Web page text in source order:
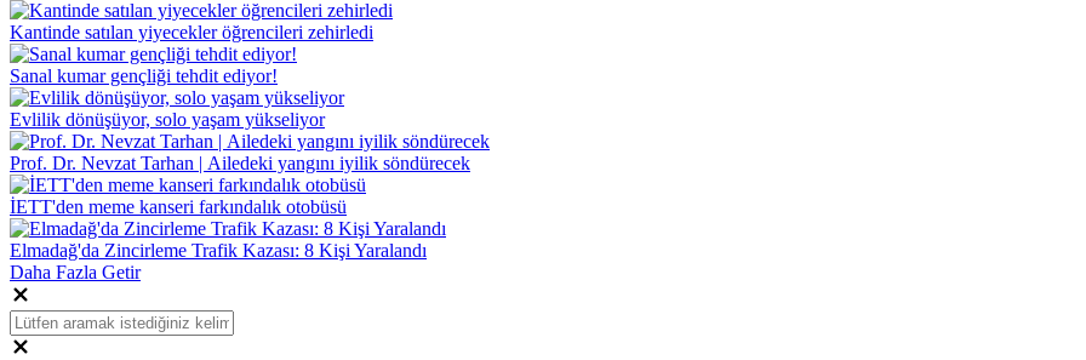
Kantinde satılan yiyecekler öğrencileri zehirledi
Sanal kumar gençliği tehdit ediyor!
Evlilik dönüşüyor, solo yaşam yükseliyor
Prof. Dr. Nevzat Tarhan | Ailedeki yangını iyilik söndürecek
İETT'den meme kanseri farkındalık otobüsü
Elmadağ'da Zincirleme Trafik Kazası: 8 Kişi Yaralandı
Daha Fazla Getir